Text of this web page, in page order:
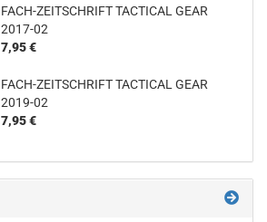
FACH-ZEITSCHRIFT TACTICAL GEAR
2017-02
7,95 €
FACH-ZEITSCHRIFT TACTICAL GEAR
2019-02
7,95 €